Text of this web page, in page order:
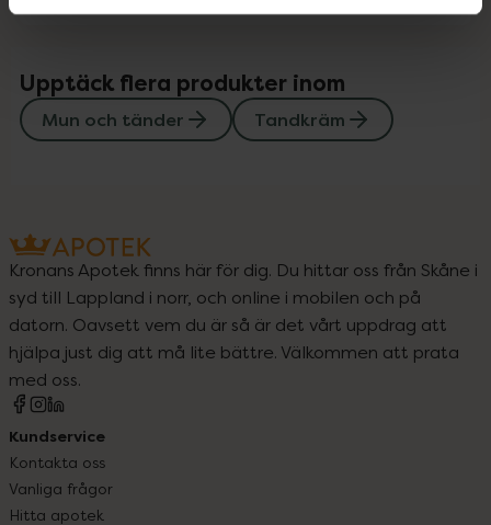
Upptäck flera produkter inom
Mun och tänder Tandkräm
Kronans Apotek finns här för dig. Du hittar oss från Skåne i
syd till Lappland i norr, och online i mobilen och på
datorn. Oavsett vem du är så är det vårt uppdrag att
hjälpa just dig att må lite bättre. Välkommen att prata
med oss.
Kundservice
Kontakta oss
Vanliga frågor
Hitta apotek